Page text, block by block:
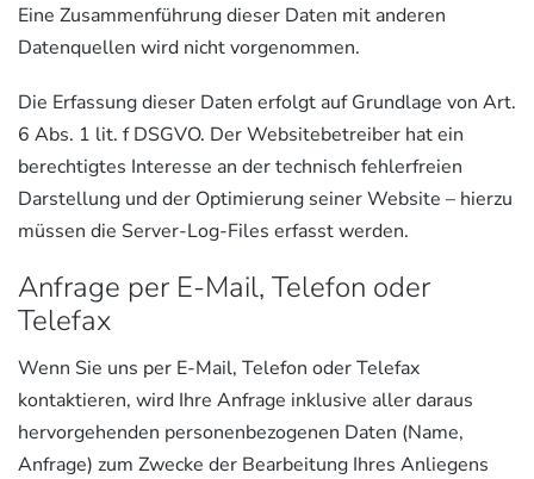
Eine Zusammenführung dieser Daten mit anderen
Datenquellen wird nicht vorgenommen.
Die Erfassung dieser Daten erfolgt auf Grundlage von Art.
6 Abs. 1 lit. f DSGVO. Der Websitebetreiber hat ein
berechtigtes Interesse an der technisch fehlerfreien
Darstellung und der Optimierung seiner Website – hierzu
müssen die Server-Log-Files erfasst werden.
Anfrage per E-Mail, Telefon oder
Telefax
Wenn Sie uns per E-Mail, Telefon oder Telefax
kontaktieren, wird Ihre Anfrage inklusive aller daraus
hervorgehenden personenbezogenen Daten (Name,
Anfrage) zum Zwecke der Bearbeitung Ihres Anliegens